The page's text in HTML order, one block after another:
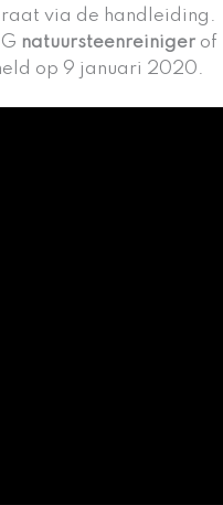
via de handleiding.
natuursteenreiniger of
op 9 januari 2020.